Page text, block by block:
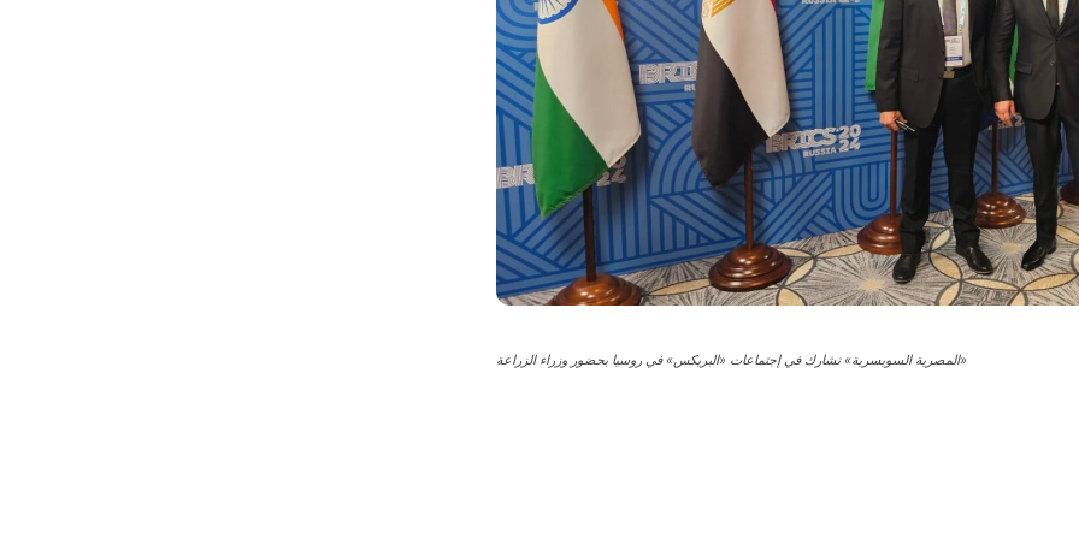
«المصرية السويسرية» تشارك في إجتماعات «البريكس» في روسيا بحضور وزراء الزراعة